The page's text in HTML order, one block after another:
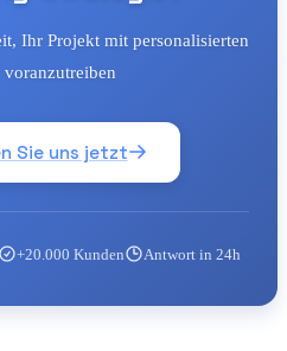
Ihr Projekt mit personalisierten
voranzutreiben
Sie uns jetzt
+20.000 Kunden Antwort in 24h